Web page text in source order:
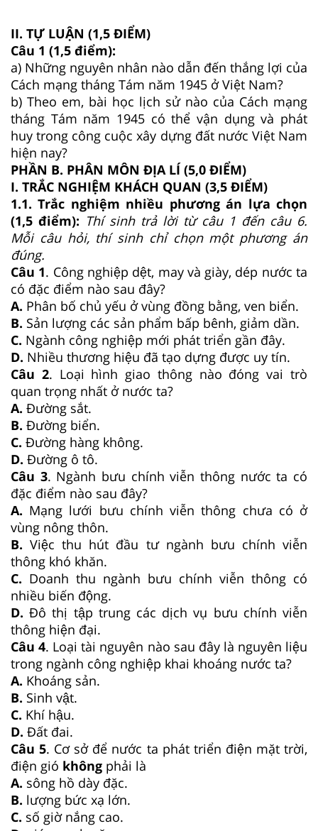
II. TỰ LUẬN (1,5 ĐIỂM)
Câu 1 (1,5 điểm):
a) Những nguyên nhân nào dẫn đến thắng lợi của
Cách mạng tháng Tám năm 1945 ở Việt Nam?
b) Theo em, bài học lịch sử nào của Cách mạng
tháng Tám năm 1945 có thể vận dụng và phát
huy trong công cuộc xây dựng đất nước Việt Nam
hiện nay?
PHẦN B. PHÂN MÔN ĐỊA LÍ (5,0 ĐIỂM)
I. TRẮC NGHIỆM KHÁCH QUAN (3,5 ĐIỂM)
1.1. Trắc nghiệm nhiều phương án lựa chọn
(1,5 điểm): Thí sinh trả lời từ câu 1 đến câu 6.
Mỗi câu hỏi, thí sinh chỉ chọn một phương án
đúng.
Câu 1. Công nghiệp dệt, may và giày, dép nước ta
có đặc điểm nào sau đây?
A. Phân bố chủ yếu ở vùng đồng bằng, ven biển.
B. Sản lượng các sản phẩm bấp bênh, giảm dần.
C. Ngành công nghiệp mới phát triển gần đây.
D. Nhiều thương hiệu đã tạo dựng được uy tín.
Câu 2. Loại hình giao thông nào đóng vai trò
quan trọng nhất ở nước ta?
A. Đường sắt.
B. Đường biển.
C. Đường hàng không.
D. Đường ô tô.
Câu 3. Ngành bưu chính viễn thông nước ta có
đặc điểm nào sau đây?
A. Mạng lưới bưu chính viễn thông chưa có ở
vùng nông thôn.
B.Việc thu hút đầu tư ngành bưu chính viễn
thông khó khăn.
C. Doanh thu ngành bưu chính viễn thông có
nhiều biến động.
D.Đô thị tập trung các dịch vụ bưu chính viễn
thông hiện đại.
Câu 4. Loại tài nguyên nào sau đây là nguyên liệu
trong ngành công nghiệp khai khoáng nước ta?
A. Khoáng sản.
B. Sinh vật.
C. Khí hậu.
D. Đất đai.
Câu 5. Cơ sở để nước ta phát triển điện mặt trời,
điện gió không phải là
A. sông hồ dày đặc.
B. lượng bức xạ lớn.
C. số giờ nắng cao.